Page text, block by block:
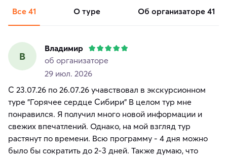
Все 41 о туре об организаторе 41
В
Владимир
об организаторе
29 июл. 2026
С 23.07.26 по 26.07.26 учавствовал в экскурсионном
туре "Горячее сердце Сибири" В целом тур мне
понравился. Я получил много новой информации и
свежих впечатлений. Однако, на мой взгляд тур
растянут по времени. Всю программу - 4 дня можно
было бы сократить до 2-3 дней. Также думаю, что